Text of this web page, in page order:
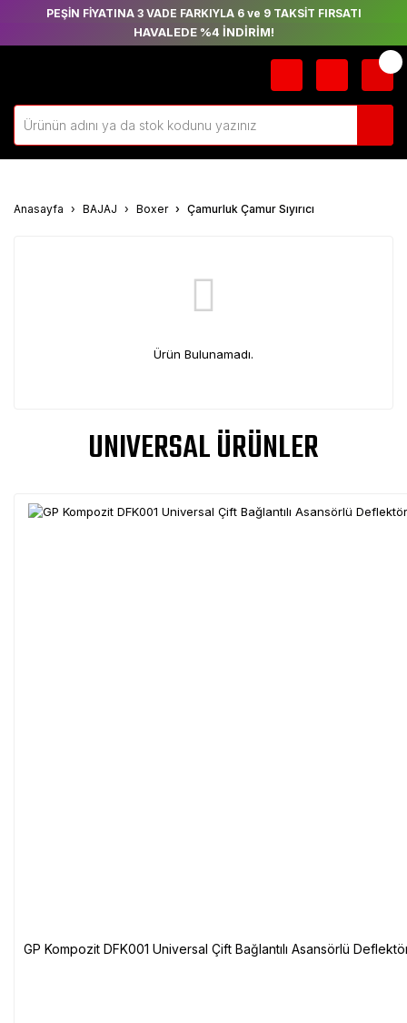
PEŞİN FİYATINA 3 VADE FARKIYLA 6 ve 9 TAKSİT FIRSATI
HAVALEDE %4 İNDİRİM!
Anasayfa BAJAJ Boxer Çamurluk Çamur Sıyırıcı
Ürün Bulunamadı.
UNIVERSAL ÜRÜNLER
GP Kompozit DFK001 Universal Çift Bağlantılı Asansörlü